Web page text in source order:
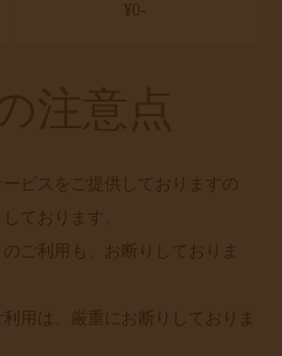
¥0-
ビスをご提供しておりますの
ております。
ご利用も、お断りしておりま
用は、厳重にお断りしておりま